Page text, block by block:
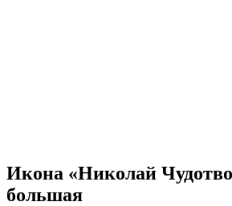
Икона «Николай
большая